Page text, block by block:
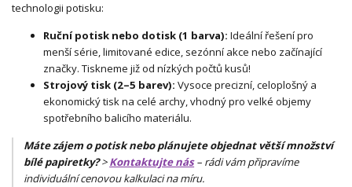
technologii potisku:
Ruční potisk nebo dotisk (1 barva): Ideální řešení pro
menší série, limitované edice, sezónní akce nebo začínající
značky. Tiskneme již od nízkých počtů kusů!
Strojový tisk (2–5 barev): Vysoce precizní, celoplošný a
ekonomický tisk na celé archy, vhodný pro velké objemy
spotřebního balicího materiálu.
Máte zájem o potisk nebo plánujete objednat větší množství
bílé papiretky?>Kontaktujte nás– rádi vám připravíme
individuální cenovou kalkulaci na míru.